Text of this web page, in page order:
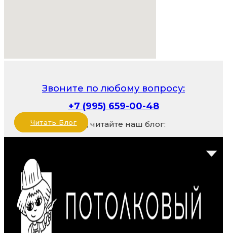
Звоните по любому вопросу:
+7 (995) 659-00-48
Также, читайте наш блог:
Читать Блог